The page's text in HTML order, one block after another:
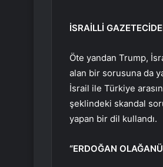
İSRAİLLİ
Öte yandan Trump,
alan bir sorusuna da
İsrail ile Türkiye
şeklindeki skandal
yapan bir dil kullandı.
“ERDOĞAN